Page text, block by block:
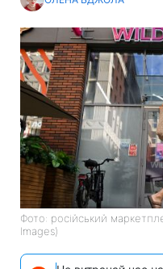
Фото: російський
Images)